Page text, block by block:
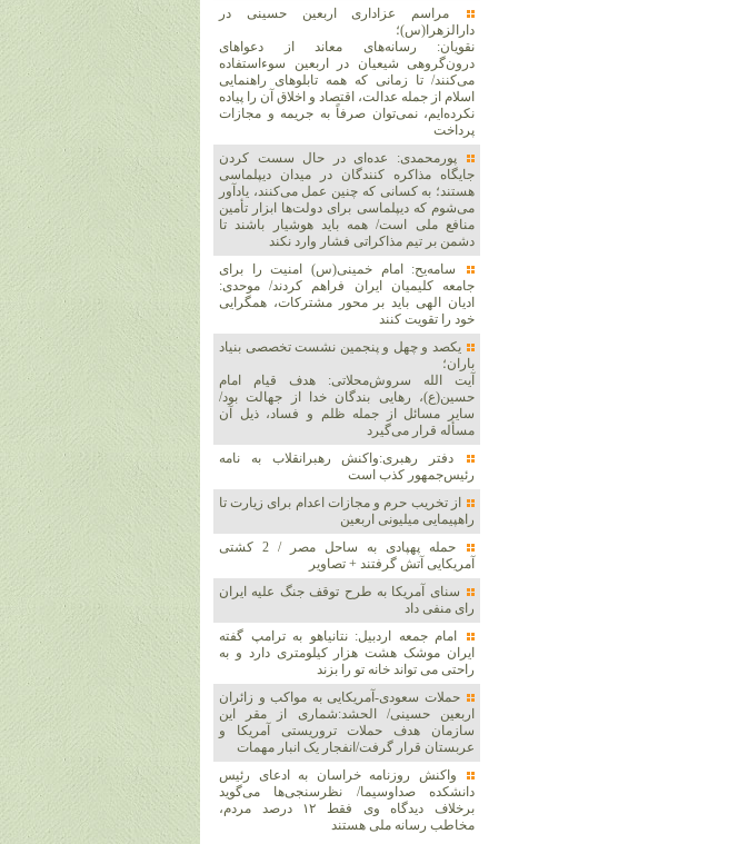
مراسم عزاداری اربعین حسینی در
دارالزهرا(س)؛
نقویان: رسانه‌های معاند از دعواهای
درون‌گروهی شیعیان در اربعین سوءاستفاده
می‌کنند/ تا زمانی که همه تابلوهای راهنمایی
اسلام از جمله عدالت، اقتصاد و اخلاق آن را پیاده
نکرده‌ایم، نمی‌توان صرفاً به جریمه و مجازات
پرداخت
پورمحمدی: عده‌ای در حال سست کردن
جایگاه مذاکره کنندگان در میدان دیپلماسی
هستند؛ به کسانی که چنین عمل می‌کنند، یادآور
می‌شوم که دیپلماسی برای دولت‌ها ابزار تأمین
منافع ملی است/ همه باید هوشیار باشند تا
دشمن بر تیم مذاکراتی فشار وارد نکند
سامه‌یح: امام خمینی(س) امنیت را برای
جامعه کلیمیان ایران فراهم کردند/ موحدی:
ادیان الهی باید بر محور مشترکات، همگرایی
خود را تقویت کنند
یکصد و چهل و پنجمین نشست تخصصی بنیاد
باران؛
آیت الله سروش‌محلاتی: هدف قیام امام
حسین(ع)، رهایی بندگان خدا از جهالت بود/
سایر مسائل از جمله ظلم و فساد، ذیل آن
مسأله قرار می‌گیرد
دفتر رهبری:واکنش رهبرانقلاب به نامه
رئیس‌جمهور کذب است
از تخریب حرم و مجازات اعدام برای زیارت تا
راهپیمایی میلیونی اربعین
حمله پهپادی به ساحل مصر / 2 کشتی
آمریکایی آتش گرفتند + تصاویر
سنای آمریکا به طرح توقف جنگ علیه ایران
رای منفی داد
امام جمعه اردبیل: نتانیاهو به ترامپ گفته
ایران موشک هشت هزار کیلومتری دارد و به
راحتی می تواند خانه تو را بزند
حملات سعودی-آمریکایی به مواکب و زائران
اربعین حسینی/ الحشد:شماری از مقر این
سازمان هدف حملات تروریستی آمریکا و
عربستان قرار گرفت/انفجار یک انبار مهمات
واکنش روزنامه خراسان به ادعای رئیس
دانشکده صداوسیما/ نظرسنجی‌ها می‌گوید
برخلاف دیدگاه وی فقط ۱۲ درصد مردم،
مخاطب رسانه ملی هستند